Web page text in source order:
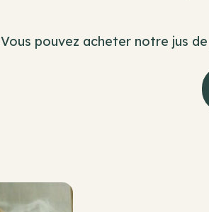
Vous pouvez acheter notre jus